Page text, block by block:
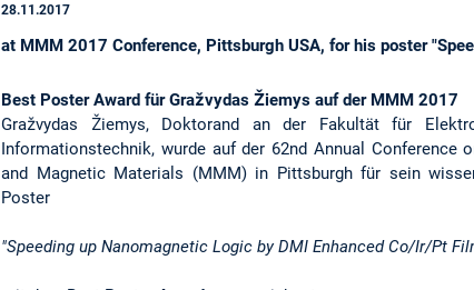
28.11.2017
at MMM 2017 Conference, Pittsburgh USA, for his poster
Best Poster Award für Gražvydas Žiemys auf der MMM 2017
Gražvydas Žiemys, Doktorand an der Fakultät für
Informationstechnik, wurde auf der 62nd Annual Conference
and Magnetic Materials (MMM) in Pittsburgh für sein
Poster
"Speeding up Nanomagnetic Logic by DMI Enhanced Co/Ir/Pt